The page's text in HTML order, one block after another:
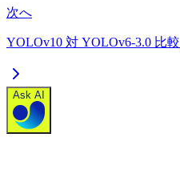
次へ
YOLOv10 対 YOLOv6-3.0 比較
Ask AI